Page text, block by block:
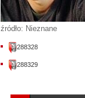
źródło: Nieznane
288328
288329